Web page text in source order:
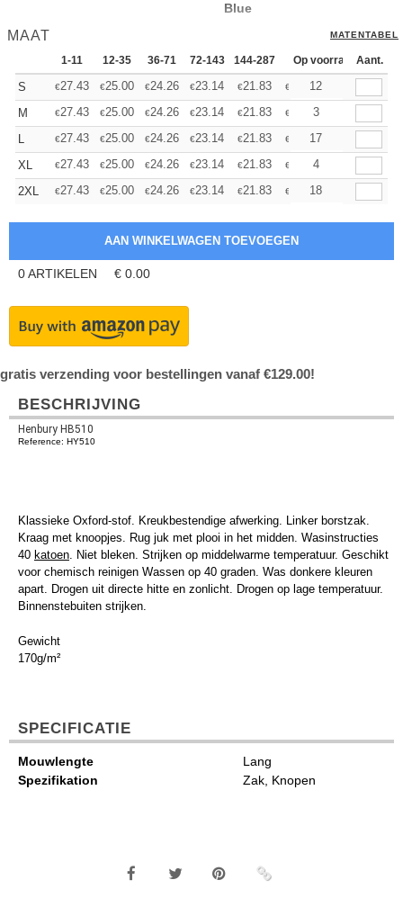
Blue
MAAT MATENTABEL
1-11 12-35 36-71 72-143 144-287 288 + Meer
Op voorraadAant.
S €27.43 €25.00 €24.26 €23.14 €21.83 € 20.71
12
M
€27.43 €25.00 €24.26 €23.14 €21.83 € 20.71
3
L
€27.43 €25.00 €24.26 €23.14 €21.83 € 20.71
17
XL
€27.43 €25.00 €24.26 €23.14 €21.83 € 20.71
4
2XL
€27.43 €25.00 €24.26 €23.14 €21.83 € 20.71
18
0ARTIKELEN € 0.00
gratis verzending voor bestellingen vanaf €129.00!
BESCHRIJVING
Henbury HB510
Reference: HY510
Klassieke Oxford-stof. Kreukbestendige afwerking. Linker borstzak.
Kraag met knoopjes. Rug juk met plooi in het midden. Wasinstructies
40 katoen. Niet bleken. Strijken op middelwarme temperatuur. Geschikt
voor chemisch reinigen Wassen op 40 graden. Was donkere kleuren
apart. Drogen uit directe hitte en zonlicht. Drogen op lage temperatuur.
Binnenstebuiten strijken.
Gewicht
170g/m²
SPECIFICATIE
Mouwlengte
Lang
Spezifikation
Zak, Knopen